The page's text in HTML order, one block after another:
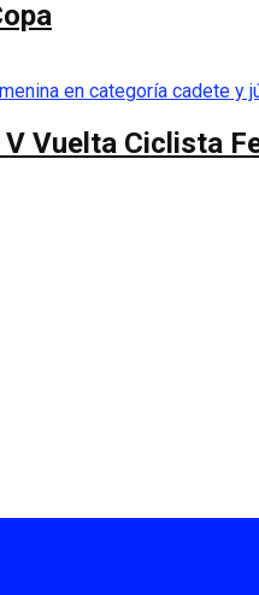
Vuelta Ciclista